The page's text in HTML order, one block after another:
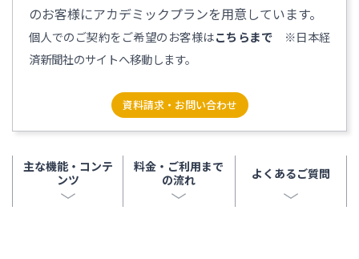
のお客様にアカデミックプランを用意しています。
個人でのご契約をご希望のお客様はこちらまで ※日本経
済新聞社のサイトへ移動します。
資料請求・お問い合わせ
主な機能・コンテ
ンツ
料金・ご利用まで
の流れ
よくあるご質問